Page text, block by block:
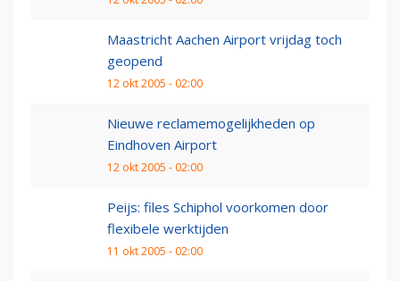
Maastricht Aachen Airport vrijdag toch
geopend
12 okt 2005 - 02:00
Nieuwe reclamemogelijkheden op
Eindhoven Airport
12 okt 2005 - 02:00
Peijs: files Schiphol voorkomen door
flexibele werktijden
11 okt 2005 - 02:00